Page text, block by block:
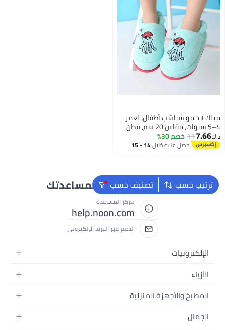
ميلك آند مو شباشب أطفال، لعمر
4–5 سنوات، مقاس 20 سم، قطن
100%، شباشب داخلية للأطفال، نعل
ناعم مانع للانزلاق، تصميم سهل
والاستخدام الداخلي، تصميم
الأخطبوط البحّار، للأولاد والبنات
د.ك‏7.66
11 خصم 30%
احصل عليه خلال 14 - 15
ترتيب حسب تصنيف حسب
نحن دائماً جاهزون لمساعدتك
مركز المساعدة
help.noon.com
الدعم عبر البريد الإلكتروني
الإلكترونيات
الجوالات
اللابتوبات
الأجهزة المنزلية
الأزياء
أزياء نسائية
أزياء البنات
المطبخ والأجهزة المنزلية
الحمام
الجمال